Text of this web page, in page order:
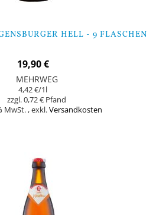
HELL - 9 FLASCHEN
19,90 €
MEHRWEG
4,42 €/1l
0,72 €
MwSt. ,exkl.Versandkosten